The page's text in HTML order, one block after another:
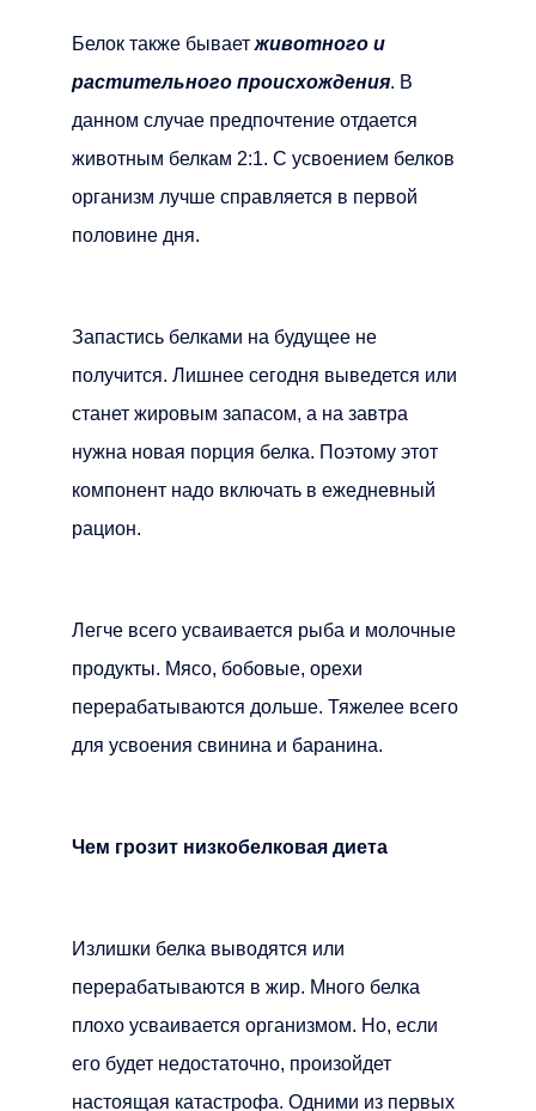
Белок также бывает животного и
растительного происхождения. В
данном случае предпочтение отдается
животным белкам 2:1. С усвоением белков
организм лучше справляется в первой
половине дня.
Запастись белками на будущее не
получится. Лишнее сегодня выведется или
станет жировым запасом, а на завтра
нужна новая порция белка. Поэтому этот
компонент надо включать в ежедневный
рацион.
Легче всего усваивается рыба и молочные
продукты. Мясо, бобовые, орехи
перерабатываются дольше. Тяжелее всего
для усвоения свинина и баранина.
Чем грозит низкобелковая диета
Излишки белка выводятся или
перерабатываются в жир. Много белка
плохо усваивается организмом. Но, если
его будет недостаточно, произойдет
настоящая катастрофа. Одними из первых